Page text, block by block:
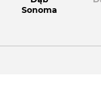
Sonoma